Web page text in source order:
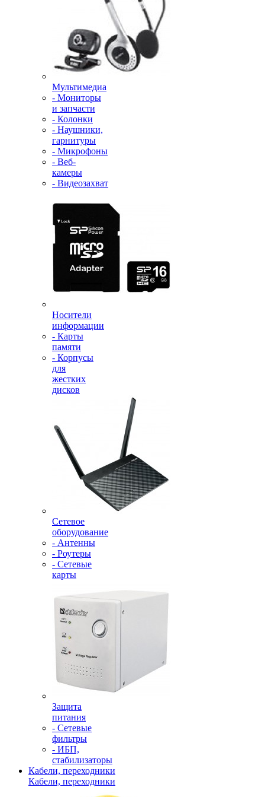
Мультимедиа
- Мониторы
и запчасти
- Колонки
- Наушники,
гарнитуры
- Микрофоны
- Веб-
камеры
- Видеозахват
Носители
информации
- Карты
памяти
- Корпусы
для
жестких
дисков
Сетевое
оборудование
- Антенны
- Роутеры
- Сетевые
карты
Защита
питания
- Сетевые
фильтры
- ИБП,
стабилизаторы
Кабели, переходники
Кабели, переходники